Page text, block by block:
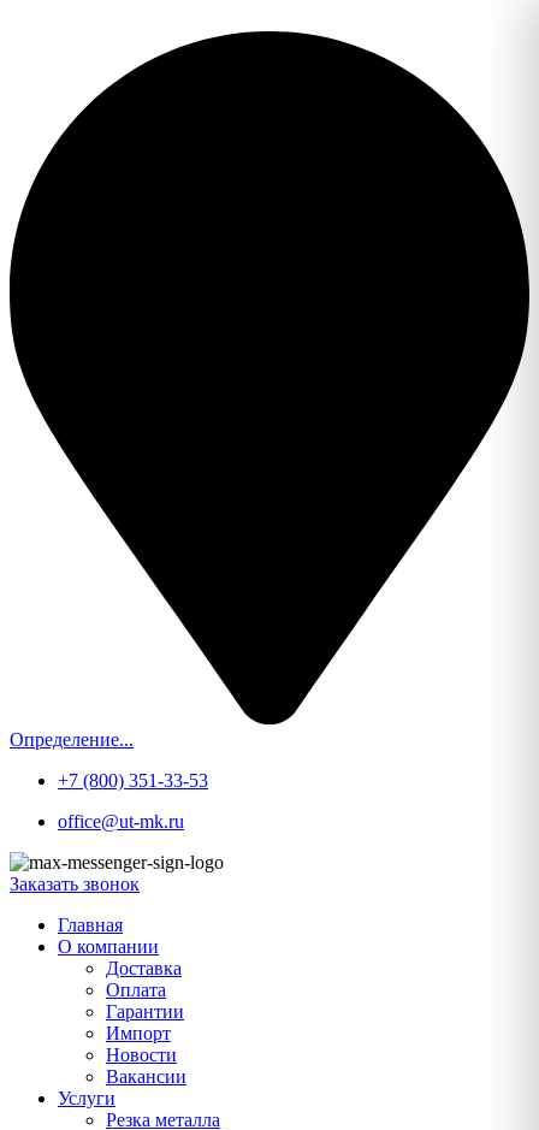
Определение...
+7 (800) 351-33-53
office@ut-mk.ru
Заказать звонок
Главная
О компании
Доставка
Оплата
Гарантии
Импорт
Новости
Вакансии
Услуги
Резка металла